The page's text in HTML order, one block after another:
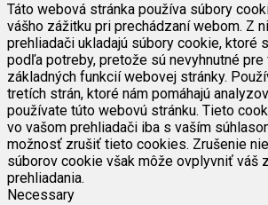
Táto webová stránka používa súbory
vášho zážitku pri prechádzaní webom. Z
prehliadači ukladajú súbory cookie, ktoré
podľa potreby, pretože sú nevyhnutné pre
základných funkcií webovej stránky.
tretích strán, ktoré nám pomáhajú
používate túto webovú stránku. Tieto
vo vašom prehliadači iba s vaším
možnosť zrušiť tieto cookies. Zrušenie
súborov cookie však môže ovplyvniť váš
prehliadania.
Necessary